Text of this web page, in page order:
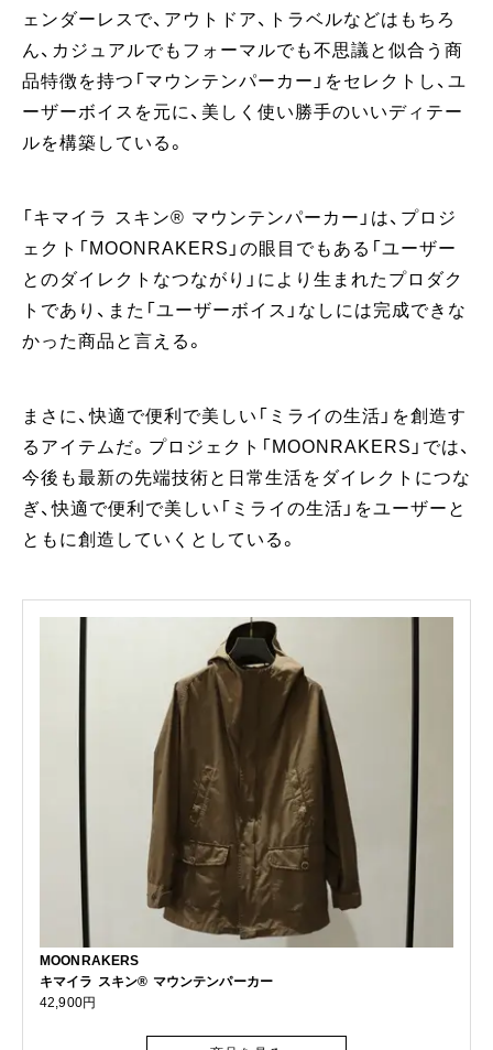
ェンダーレスで、アウトドア、トラベルなどはもちろ
ん、カジュアルでもフォーマルでも不思議と似合う商
品特徴を持つ「マウンテンパーカー」をセレクトし、ユ
ーザーボイスを元に、美しく使い勝手のいいディテー
ルを構築している。
「キマイラ スキン®︎ マウンテンパーカー」は、プロジ
ェクト「MOONRAKERS」の眼目でもある「ユーザー
とのダイレクトなつながり」により生まれたプロダク
トであり、また「ユーザーボイス」なしには完成できな
かった商品と言える。
まさに、快適で便利で美しい「ミライの生活」を創造す
るアイテムだ。プロジェクト「MOONRAKERS」では、
今後も最新の先端技術と日常生活をダイレクトにつな
ぎ、快適で便利で美しい「ミライの生活」をユーザーと
ともに創造していくとしている。
MOONRAKERS
キマイラ スキン® マウンテンパーカー
42,900円